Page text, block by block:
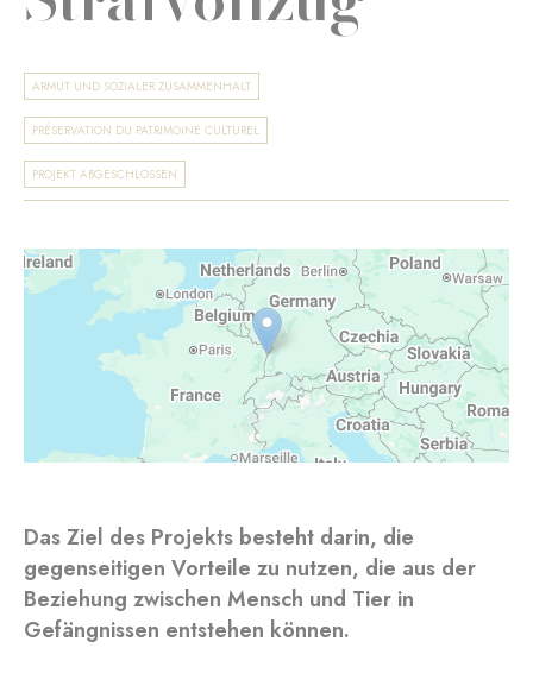
ARMUT UND SOZIALER ZUSAMMENHALT
PRÉSERVATION DU PATRIMOINE CULTUREL
PROJEKT ABGESCHLOSSEN
Das Ziel des Projekts besteht darin, die
gegenseitigen Vorteile zu nutzen, die aus der
Beziehung zwischen Mensch und Tier in
Gefängnissen entstehen können.